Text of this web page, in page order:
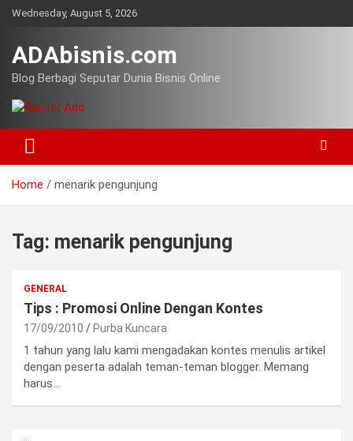
SkipWednesday, August 5, 2026
ADAbisnis.com
Blog Berbagi Seputar Dunia Bisnis Online
Home menarik pengunjung
Tag: menarik pengunjung
GENERAL
Tips : Promosi Online Dengan Kontes
17/09/2010 Purba Kuncara
1 tahun yang lalu kami mengadakan kontes menulis artikel
dengan peserta adalah teman-teman blogger. Memang
harus…